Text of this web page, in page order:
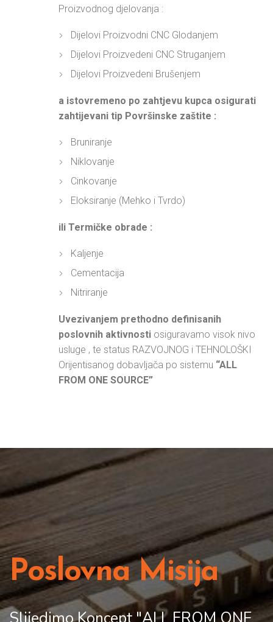
Proizvodnog djelovanja :
Dijelovi Proizvodni CNC Glodanjem
Dijelovi Proizvedeni CNC Struganjem
Dijelovi Proizvedeni Brušenjem
a istovremeno po zahtjevu kupca osigurati
zahtijevani tip Površinske zaštite :
Bruniranje
Niklovanje
Cinkovanje
Eloksiranje (Mehko i Tvrdo)
ili Termičke obrade :
Kaljenje
Cementacija
Nitriranje
Uvezivanjem prethodno definisanih
poslovnih aktivnosti osiguravamo visok nivo
usluge , te status RAZVOJNOG i TEHNOLOŠKI
Orijentisanog dobavljača po sistemu “ALL
FROM ONE SOURCE”
Poslovna Misija